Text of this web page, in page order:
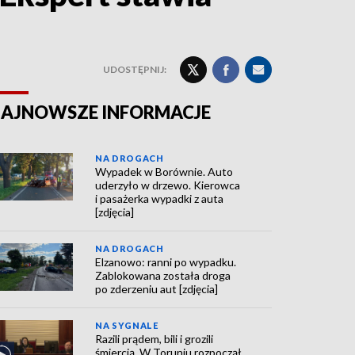
UDOSTĘPNIJ:
INFORMACJE
NA DROGACH
Wypadek w Borównie. Auto
uderzyło w drzewo. Kierowca
i pasażerka wypadki z auta
[zdjęcia]
NA DROGACH
Elzanowo: ranni po wypadku.
Zablokowana została droga
po zderzeniu aut [zdjęcia]
NA SYGNALE
Razili prądem, bili i grozili
śmiercią. W Toruniu rozpoczął